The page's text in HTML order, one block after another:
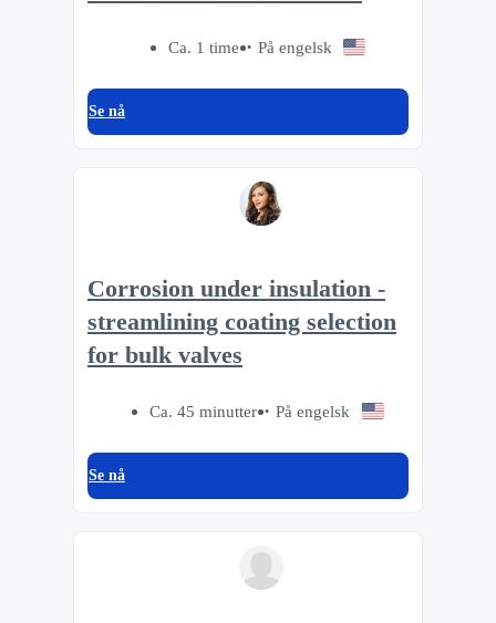
Ca. 1 time På engelsk
Se nå
Corrosion under insulation -
streamlining coating selection
for bulk valves
Ca. 45 minutter På engelsk
Se nå